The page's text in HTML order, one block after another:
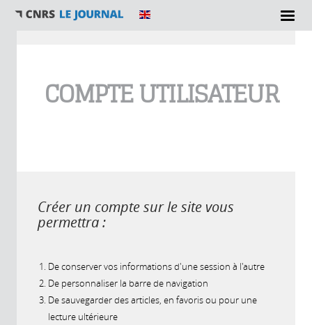
COMPTE UTILISATEUR
Créer un compte sur le site vous
permettra :
De conserver vos informations d'une session à l'autre
De personnaliser la barre de navigation
De sauvegarder des articles, en favoris ou pour une
lecture ultérieure